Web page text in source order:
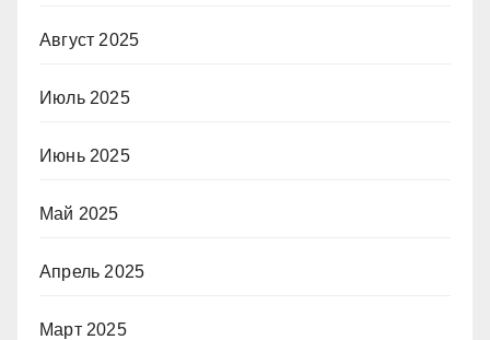
Август 2025
Июль 2025
Июнь 2025
Май 2025
Апрель 2025
Март 2025